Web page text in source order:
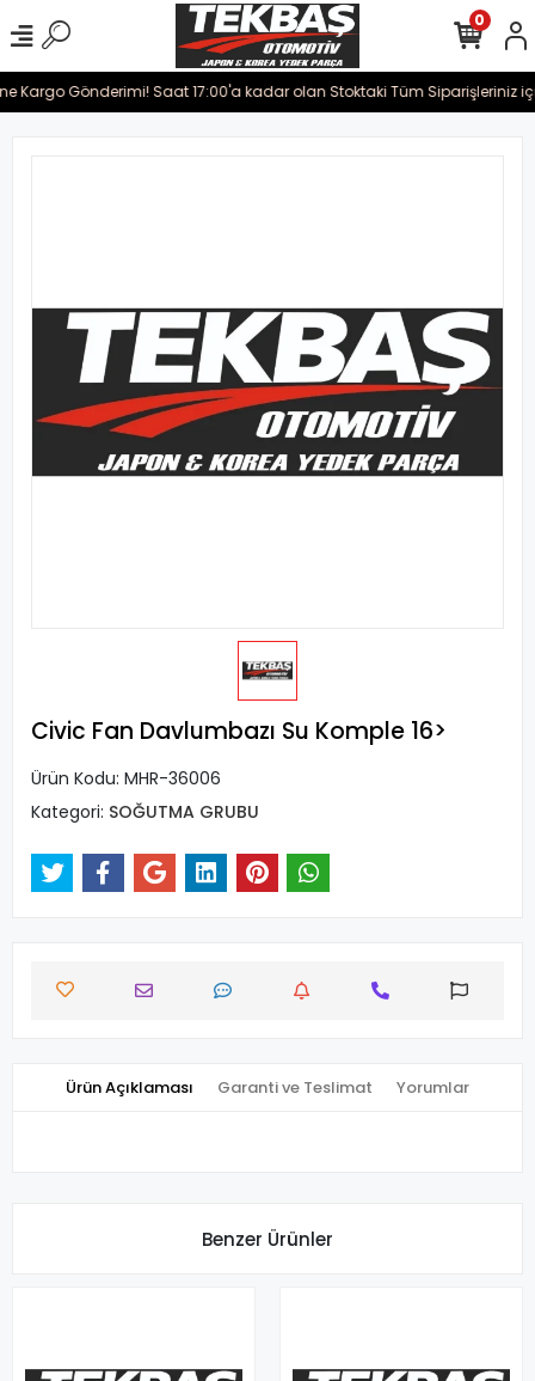
Kargo Gönderimi! Saat 17:00'a kadar olan Stoktaki Tüm Siparişleriniz
0
Civic Fan Davlumbazı Su Komple 16>
Ürün Kodu: MHR-36006
Kategori: SOĞUTMA GRUBU
Ürün Açıklaması Garanti ve Teslimat Yorumlar
Benzer Ürünler